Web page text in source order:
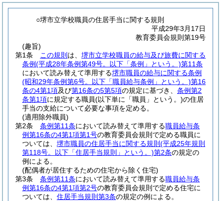
○堺市立学校職員の住居手当に関する規則
平成29年3月17日
教育委員会規則第19号
(趣旨)
第1条
この規則 は、 堺市立学校職員の給与及び旅費に関する
条例(平成28年条例第49号。以下「条例」という。)第11条
において読み替えて準用する堺市職員の給与に関する条例
(昭和29年条例第6号。以下「職員給与条例」という。)第16
条の4第1項及び第16条の5第5項の規定に基づき、 条例第2
条第1項に規定する職員(以下単に「職員」という。)の住居
手当の支給について必要な事項を定める。
(適用除外職員)
第2条
条例第11条において読み替えて準用する職員給与条
例第16条の4第1項第1号の教育委員会規則で定める職員に
ついては、 堺市職員の住居手当に関する規則 (平成25年規則
第118号。以下「住居手当規則」という。)第2条の規定の
例による。
(配偶者が居住するための住宅から除く住宅)
第3条
条例第11条において読み替えて準用する職員給与条
例第16条の4第1項第2号の教育委員会規則で定める住宅に
ついては、 住居手当規則第3条の規定の例による。